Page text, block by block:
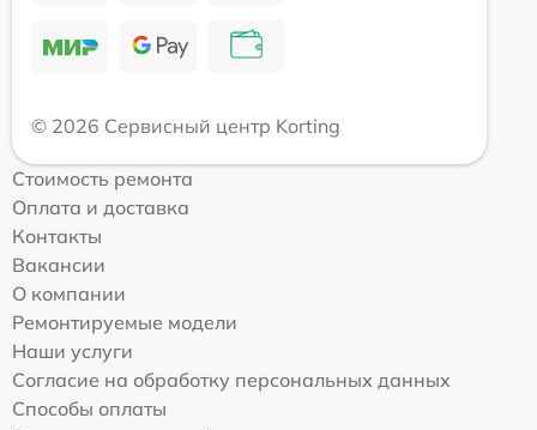
© 2026 Сервисный центр Korting
Стоимость ремонта
Оплата и доставка
Контакты
Вакансии
О компании
Ремонтируемые модели
Наши услуги
Согласие на обработку персональных данных
Способы оплаты